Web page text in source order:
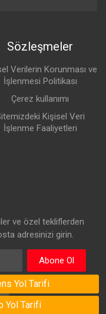
Sözleşmeler
Verilerin Korunması ve
İşlenmesi Politikası
Çerez kullanımı
Kişisel Veri
İşlenme Faaliyetleri
ve özel tekliflerden
adresinizi girin.
Abone Ol
Yol Tarifi
Yol Tarifi